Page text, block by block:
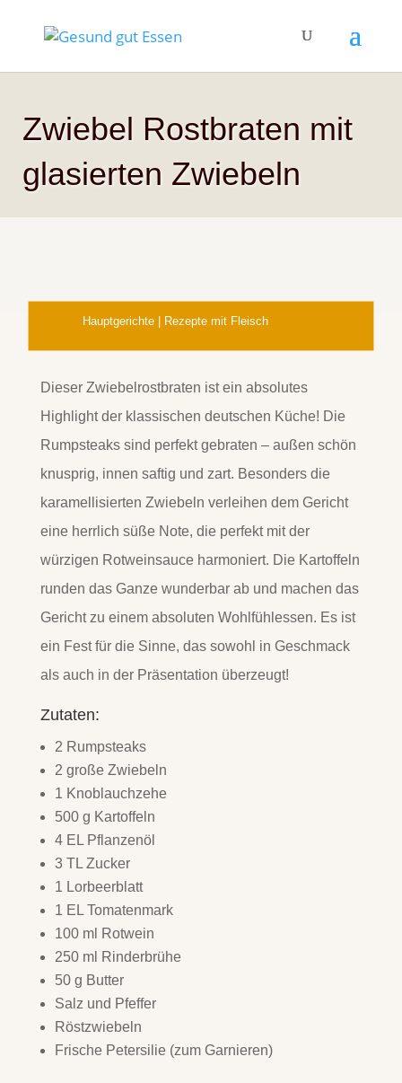
Zwiebel Rostbraten mit
glasierten Zwiebeln
Hauptgerichte| Rezepte mit Fleisch
Dieser Zwiebelrostbraten ist ein absolutes
Highlight der klassischen deutschen Küche! Die
Rumpsteaks sind perfekt gebraten – außen schön
knusprig, innen saftig und zart. Besonders die
karamellisierten Zwiebeln verleihen dem Gericht
eine herrlich süße Note, die perfekt mit der
würzigen Rotweinsauce harmoniert. Die Kartoffeln
runden das Ganze wunderbar ab und machen das
Gericht zu einem absoluten Wohlfühlessen. Es ist
ein Fest für die Sinne, das sowohl in Geschmack
als auch in der Präsentation überzeugt!
Zutaten:
2 Rumpsteaks
2 große Zwiebeln
1 Knoblauchzehe
500 g Kartoffeln
4 EL Pflanzenöl
3 TL Zucker
1 Lorbeerblatt
1 EL Tomatenmark
100 ml Rotwein
250 ml Rinderbrühe
50 g Butter
Salz und Pfeffer
Röstzwiebeln
Frische Petersilie (zum Garnieren)